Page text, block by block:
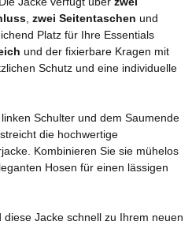
zwei Seitentaschen und
Platz für Ihre Essentials
und der fixierbare Kragen mit
Schutz und eine individuelle
Schulter und dem Saumende
die hochwertige
Kombinieren Sie sie mühelos
Hosen für einen lässigen
Jacke schnell zu Ihrem neuen